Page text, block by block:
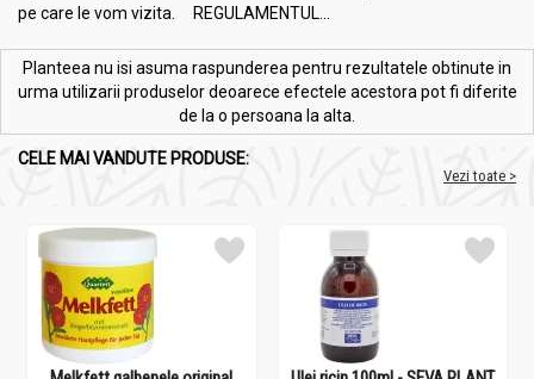
pe care le vom vizita. REGULAMENTUL...
Planteea nu isi asuma raspunderea pentru rezultatele obtinute in
urma utilizarii produselor deoarece efectele acestora pot fi diferite
de la o persoana la alta.
CELE MAI VANDUTE PRODUSE:
Vezi toate >